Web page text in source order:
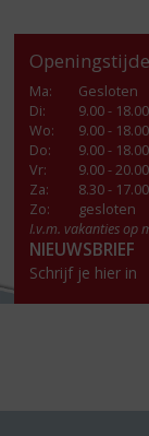
Ma:
Gesloten
Di:
9.00 -
Wo:
9.00 -
Do:
9.00 -
Vr:
9.00 -
Za:
8.30 -
Zo:
gesloten
I.v.m. vakanties op
NIEUWSBRIEF
Schrijf je hier in